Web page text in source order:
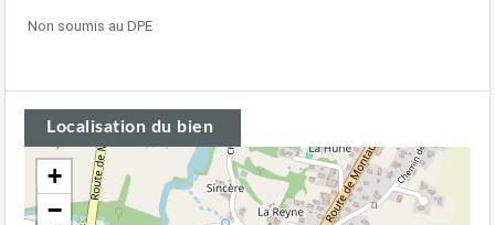
Non soumis au DPE
Localisation du bien
+
−